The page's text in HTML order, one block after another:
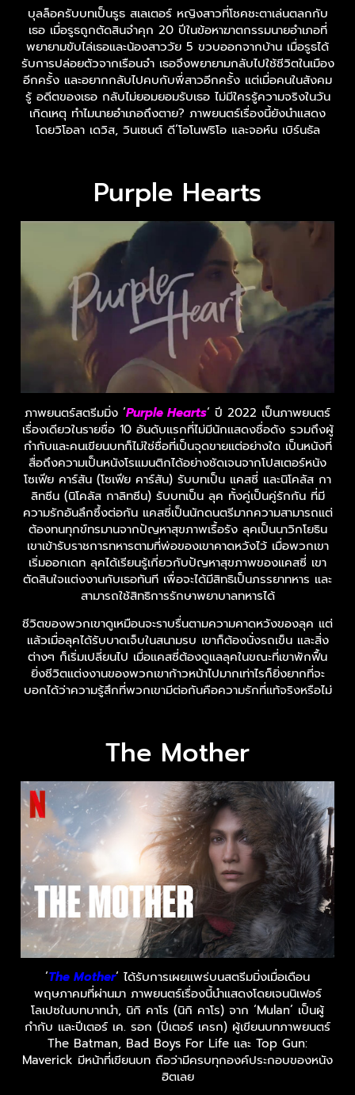
บุลล็อครับบทเป็นรูธ สเลเตอร์ หญิงสาวที่โชคชะตาเล่นตลกกับ
เธอ เมื่อรูธถูกตัดสินจำคุก 20 ปีในข้อหาฆาตกรรมนายอำเภอที่
พยายามขับไล่เธอและน้องสาววัย 5 ขวบออกจากบ้าน เมื่อรูธได้
รับการปล่อยตัวจากเรือนจำ เธอจึงพยายามกลับไปใช้ชีวิตในเมือง
อีกครั้ง และอยากกลับไปคบกับพี่สาวอีกครั้ง แต่เมื่อคนในสังคม
รู้ อดีตของเธอ กลับไม่ยอมยอมรับเธอ ไม่มีใครรู้ความจริงในวัน
เกิดเหตุ ทำไมนายอำเภอถึงตาย? ภาพยนตร์เรื่องนี้ยังนำแสดง
โดยวิโอลา เดวิส, วินเซนต์ ดี’โอโนฟริโอ และจอห์น เบิร์นธัล
Purple Hearts
ภาพยนตร์สตรีมมิ่ง ‘Purple Hearts‘ ปี 2022 เป็นภาพยนตร์
เรื่องเดียวในรายชื่อ 10 อันดับแรกที่ไม่มีนักแสดงชื่อดัง รวมถึงผู้
กำกับและคนเขียนบทก็ไม่ใช่ชื่อที่เป็นจุดขายแต่อย่างใด เป็นหนังที่
สื่อถึงความเป็นหนังโรแมนติกได้อย่างชัดเจนจากโปสเตอร์หนัง
โซเฟีย คาร์สัน (โซเฟีย คาร์สัน) รับบทเป็น แคสซี่ และนิโคลัส กา
ลิทซีน (นิโคลัส กาลิทซีน) รับบทเป็น ลุค ทั้งคู่เป็นคู่รักกัน ที่มี
ความรักอันลึกซึ้งต่อกัน แคสซี่เป็นนักดนตรีมากความสามารถแต่
ต้องทนทุกข์ทรมานจากปัญหาสุขภาพเรื้อรัง ลุคเป็นนาวิกโยธิน
เขาเข้ารับราชการทหารตามที่พ่อของเขาคาดหวังไว้ เมื่อพวกเขา
เริ่มออกเดท ลุคได้เรียนรู้เกี่ยวกับปัญหาสุขภาพของแคสซี่ เขา
ตัดสินใจแต่งงานกับเธอทันที เพื่อจะได้มีสิทธิเป็นภรรยาทหาร และ
สามารถใช้สิทธิการรักษาพยาบาลทหารได้
ชีวิตของพวกเขาดูเหมือนจะราบรื่นตามความคาดหวังของลุค แต่
แล้วเมื่อลุคได้รับบาดเจ็บในสนามรบ เขาก็ต้องนั่งรถเข็น และสิ่ง
ต่างๆ ก็เริ่มเปลี่ยนไป เมื่อแคสซี่ต้องดูแลลุคในขณะที่เขาพักฟื้น
ยิ่งชีวิตแต่งงานของพวกเขาก้าวหน้าไปมากเท่าไรก็ยิ่งยากที่จะ
บอกได้ว่าความรู้สึกที่พวกเขามีต่อกันคือความรักที่แท้จริงหรือไม่
The Mother
‘The Mother‘ ได้รับการเผยแพร่บนสตรีมมิ่งเมื่อเดือน
พฤษภาคมที่ผ่านมา ภาพยนตร์เรื่องนี้นำแสดงโดยเจนนิเฟอร์
โลเปซในบทบาทนำ, นิกิ คาโร (นิกิ คาโร) จาก ‘Mulan’ เป็นผู้
กำกับ และปีเตอร์ เค. รอก (ปีเตอร์ เครก) ผู้เขียนบทภาพยนตร์
The Batman, Bad Boys For Life และ Top Gun:
Maverick มีหน้าที่เขียนบท ถือว่ามีครบทุกองค์ประกอบของหนัง
ฮิตเลย